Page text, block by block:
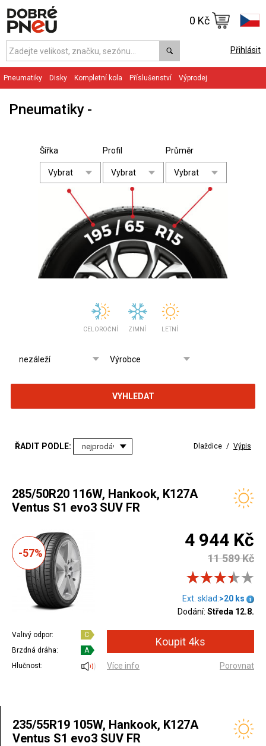
Přihlásit
0 Kč
Pneumatiky Disky Kompletní kola Příslušenství Výprodej
Pneumatiky
Šířka Profil Průměr
CELOROČNÍ ZIMNÍ LETNÍ
VYHLEDAT
ŘADIT PODLE: Dlaždice / Výpis
285/50R20 116W, Hankook, K127A
Ventus S1 evo3 SUV FR
-57%
4 944 Kč
11 589 Kč
Ext. sklad:>20 ks
Dodání: Středa 12.8.
Valivý odpor:
C
Brzdná dráha:
A
Hlučnost:
Více info Porovnat
235/55R19 105W, Hankook, K127A
Ventus S1 evo3 SUV FR